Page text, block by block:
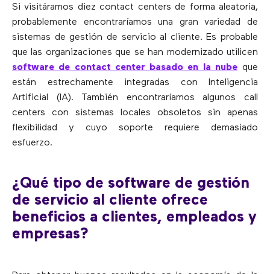
Si visitáramos diez contact centers de forma aleatoria,
probablemente encontraríamos una gran variedad de
sistemas de gestión de servicio al cliente. Es probable
que las organizaciones que se han modernizado utilicen
software de contact center basado en la nubeque
están estrechamente integradas con Inteligencia
Artificial (IA). También encontraríamos algunos call
centers con sistemas locales obsoletos sin apenas
flexibilidad y cuyo soporte requiere demasiado
esfuerzo.
¿Qué tipo de software de gestión
de servicio al cliente ofrece
beneficios a clientes, empleados y
empresas?